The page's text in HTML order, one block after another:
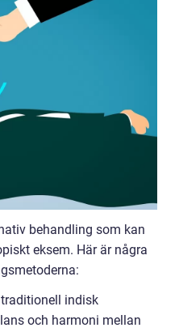
behandling som kan
eksem. Här är några
traditionell indisk
och harmoni mellan